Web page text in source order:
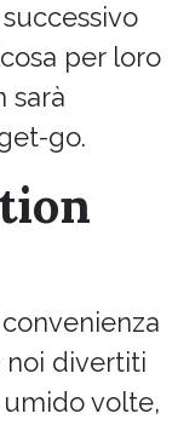
per loro
sarà
go.
divertiti
volte,